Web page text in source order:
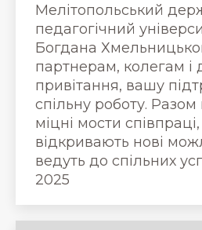
Мелітопольський
педагогічний
Богдана
партнерам, колегам і
привітання, вашу
спільну роботу.
міцні мости співпраці,
відкривають нові
ведуть до спільних
2025